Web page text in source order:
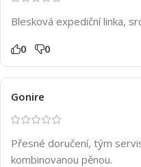
Blesková expediční linka,
0 0
Gonire
Přesné doručení, tým
kombinovanou pěnou.